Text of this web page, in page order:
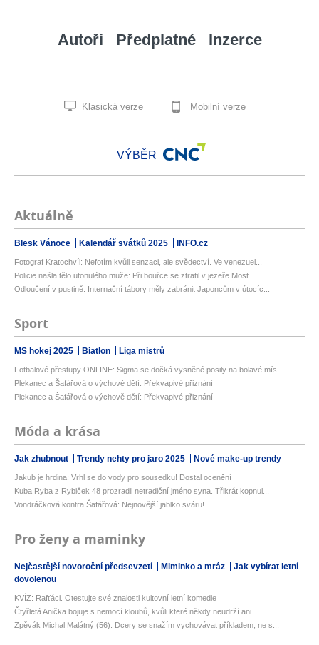
Autoři Předplatné Inzerce
Klasická verze Mobilní verze
VÝBĚR
Aktuálně
Blesk Vánoce Kalendář svátků 2025 INFO.cz
Fotograf Kratochvíl: Nefotím kvůli senzaci, ale svědectví. Ve venezuel...
Policie našla tělo utonulého muže: Při bouřce se ztratil v jezeře Most
Odloučení v pustině. Internační tábory měly zabránit Japoncům v útocíc...
Sport
MS hokej 2025 Biatlon Liga mistrů
Fotbalové přestupy ONLINE: Sigma se dočká vysněné posily na bolavé mís...
Plekanec a Šafářová o výchově dětí: Překvapivé přiznání
Plekanec a Šafářová o výchově dětí: Překvapivé přiznání
Móda a krása
Jak zhubnout Trendy nehty pro jaro 2025 Nové make-up trendy
Jakub je hrdina: Vrhl se do vody pro sousedku! Dostal ocenění
Kuba Ryba z Rybiček 48 prozradil netradiční jméno syna. Třikrát kopnul...
Vondráčková kontra Šafářová: Nejnovější jablko sváru!
Pro ženy a maminky
Nejčastější novoroční předsevzetí Miminko a mráz
Jak vybírat letní
dovolenou
KVÍZ: Rafťáci. Otestujte své znalosti kultovní letní komedie
Čtyřletá Anička bojuje s nemocí kloubů, kvůli které někdy neudrží ani ...
Zpěvák Michal Malátný (56): Dcery se snažím vychovávat příkladem, ne s...